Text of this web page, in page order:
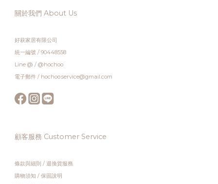
關於我們 About Us
好萩家居有限公司
統一編號 / 90448558
Line @ / @hochoo
電子郵件 / hochoo.service@gmail.com
顧客服務 Customer Service
條款與細則 / 退換貨服務
購物須知 / 保固說明